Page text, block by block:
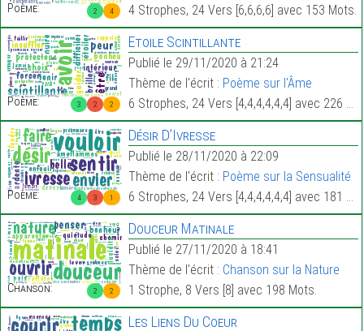
2 4
Poème: 4 Strophes, 24 Vers [6,6,6,6] avec 153 Mots.
3 2 2
Poème:
Etoile Scintillante
Publié le 29/11/2020 à 21:24
Thème de l'écrit : Poème sur l'Âme
6 Strophes, 24 Vers [4,4,4,4,4,4] avec 226 Mots.
4 3 1
Poème:
Désir D’Ivresse
Publié le 28/11/2020 à 22:09
Thème de l'écrit : Poème sur la Sensualité
6 Strophes, 24 Vers [4,4,4,4,4,4] avec 181 Mots.
2 2
Chanson:
Douceur Matinale
Publié le 27/11/2020 à 18:41
Thème de l'écrit : Chanson sur la Nature
1 Strophe, 8 Vers [8] avec 198 Mots.
Les Liens Du Coeur